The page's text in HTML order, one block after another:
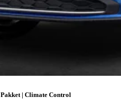
| Climate Control